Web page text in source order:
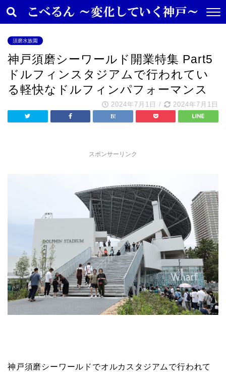
須磨水族園
神戸須磨シーワールド開業特集 Part5
ドルフィンスタジアムで行われてい
る軽快なドルフィンパフォーマンス
2024年7月1日 / 2024年7月1日
スポンサーリンク
神戸須磨シーワールドでオルカスタジアムで行われて